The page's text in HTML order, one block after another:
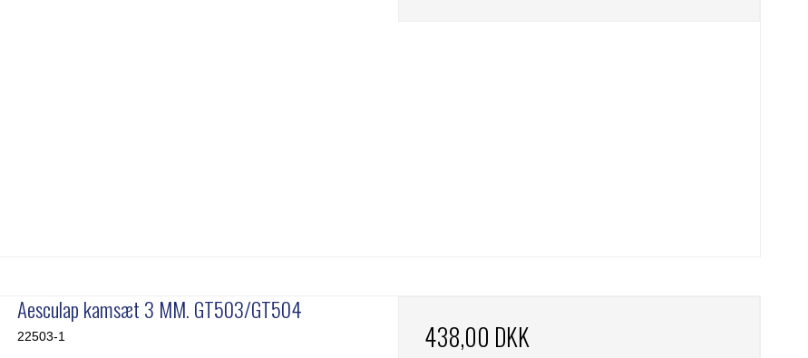
Aesculap kamsæt 3 MM. GT503/GT504
22503-1 438,00 DKK